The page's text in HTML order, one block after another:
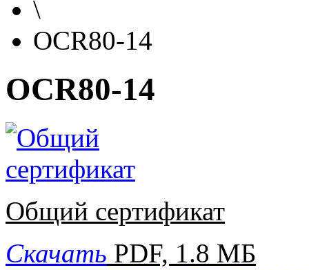
\
OCR80-14
OCR80-14
Общий сертификат
Скачать PDF, 1.8 МБ